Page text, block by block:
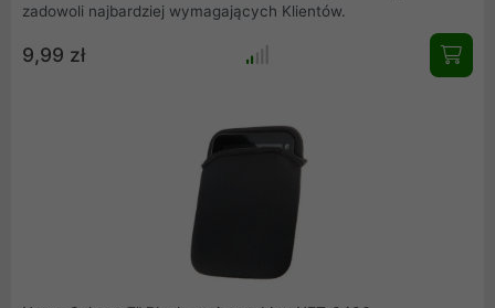
zadowoli najbardziej wymagających Klientów.
9,99 zł